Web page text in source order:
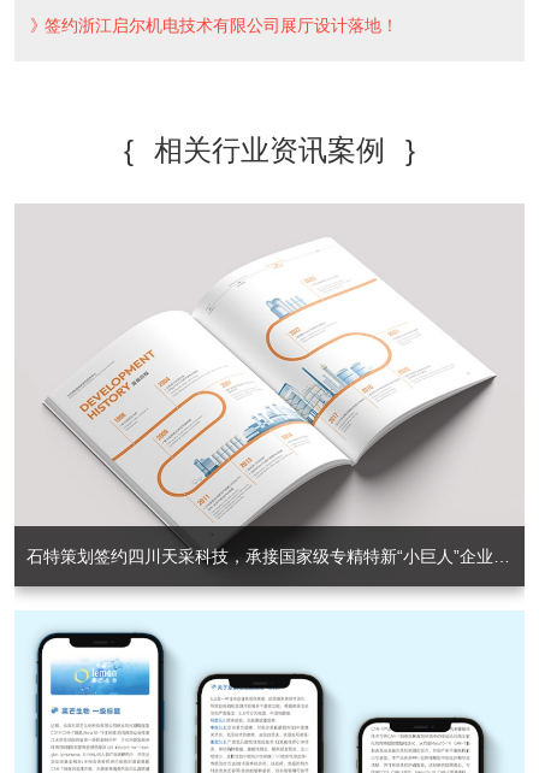
签约浙江启尔机电技术有限公司展厅设计落地！
{ 相关行业资讯案例 }
石特策划签约四川天采科技，承接国家级专精特新“小巨人”企业宣传册策划设计